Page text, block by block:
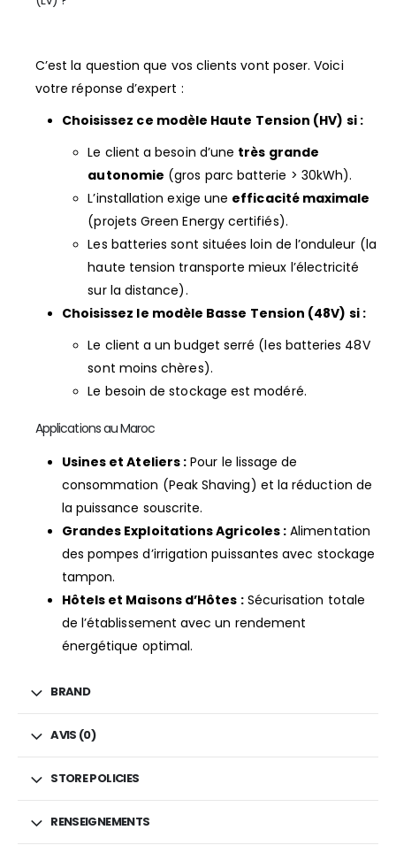
C’est la question que vos clients vont poser. Voici
votre réponse d’expert :
Choisissez ce modèle Haute Tension (HV) si :
Le client a besoin d’une très grande
autonomie (gros parc batterie > 30kWh).
L’installation exige une efficacité maximale
(projets Green Energy certifiés).
Les batteries sont situées loin de l’onduleur (la
haute tension transporte mieux l’électricité
sur la distance).
Choisissez le modèle Basse Tension (48V) si :
Le client a un budget serré (les batteries 48V
sont moins chères).
Le besoin de stockage est modéré.
Applications au Maroc
Usines et Ateliers : Pour le lissage de
consommation (Peak Shaving) et la réduction de
la puissance souscrite.
Grandes Exploitations Agricoles : Alimentation
des pompes d’irrigation puissantes avec stockage
tampon.
Hôtels et Maisons d’Hôtes :Sécurisation totale
de l’établissement avec un rendement
énergétique optimal.
BRAND
AVIS (0)
STORE POLICIES
RENSEIGNEMENTS